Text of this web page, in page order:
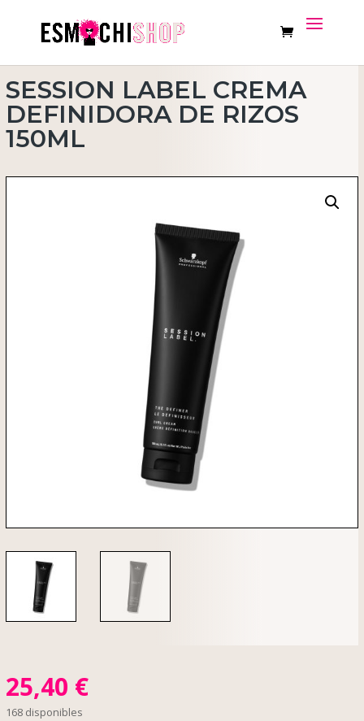
SESSION LABEL CREMA
DEFINIDORA DE RIZOS
150ML
25,40 €
168 disponibles